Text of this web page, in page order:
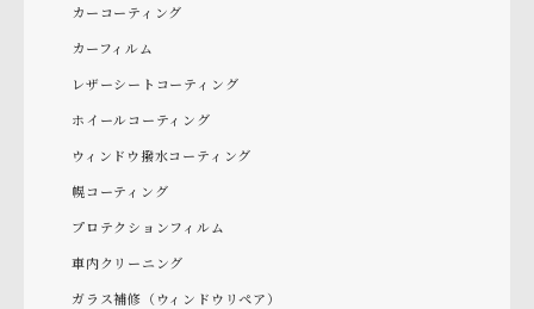
カーコーティング
カーフィルム
レザーシートコーティング
ホイールコーティング
ウィンドウ撥水コーティング
幌コーティング
プロテクションフィルム
車内クリーニング
ガラス補修（ウィンドウリペア）